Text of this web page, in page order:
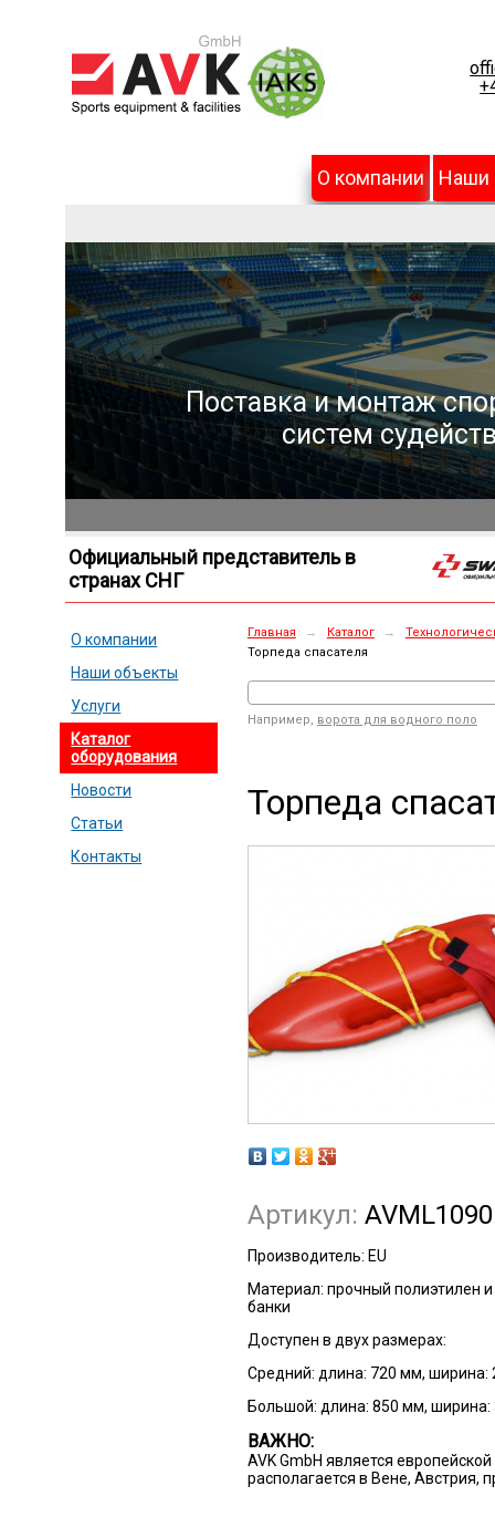
О компании Наши
Поставка и монтаж
систем
Официальный представитель в
странах СНГ
О компании
Наши объекты
Услуги
Каталог
оборудования
Новости
Статьи
Контакты
Главная → Каталог →
Торпеда спасателя
Например, ворота для водного поло
Торпеда
Артикул: AVML1090
Производитель: EU
Материал: прочный полиэтилен
банки
Доступен в двух размерах:
Средний: длина: 720 мм, ширина:
Большой: длина: 850 мм, ширина:
ВАЖНО:
AVK GmbH является
располагается в Вене, Австрия,